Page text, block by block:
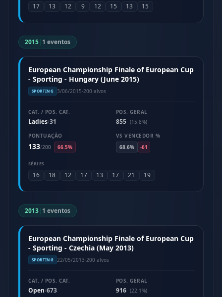
17 13 12 9 12 15 13 15
2015| 1 eventos
European Championship Finale of European Cup
- Sporting - Hungary (June 2015)
SPORTING 3/06/2015·200 alvos
CAT. / POS. CAT.
Ladies/31
POS. GERAL
855 (15.8%)
PONTUAÇÃO
133/200 66.5%
VS VENCEDOR %
68.6%
-61
SÉRIES
16 18 12 17 13 17 21 19
2013| 1 eventos
European Championship Finale of European Cup
- Sporting - Czechia (May 2013)
SPORTING 22/05/2013·200 alvos
CAT. / POS. CAT.
Open/673
POS. GERAL
916 (22.1%)